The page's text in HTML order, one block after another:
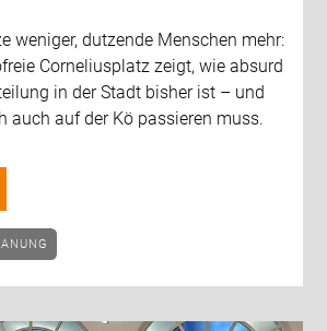
weniger, dutzende Menschen mehr:
Corneliusplatz zeigt, wie absurd
in der Stadt bisher ist – und
auch auf der Kö passieren muss.